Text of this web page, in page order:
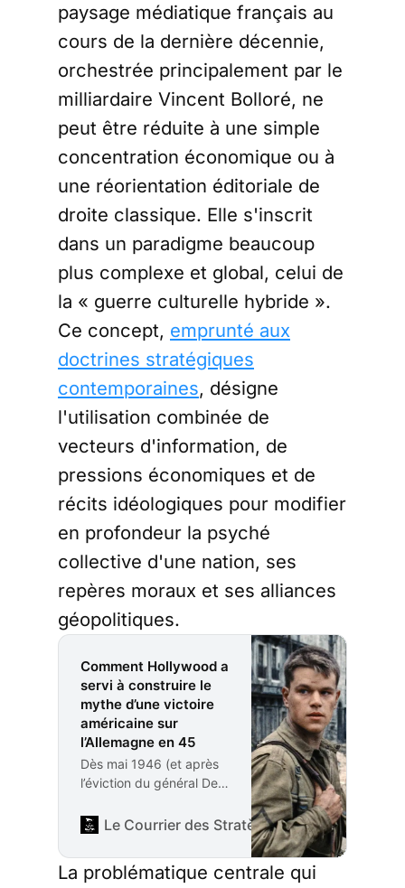
paysage médiatique français au
cours de la dernière décennie,
orchestrée principalement par le
milliardaire Vincent Bolloré, ne
peut être réduite à une simple
concentration économique ou à
une réorientation éditoriale de
droite classique. Elle s'inscrit
dans un paradigme beaucoup
plus complexe et global, celui de
la « guerre culturelle hybride ».
Ce concept, emprunté aux
doctrines stratégiques
contemporaines, désigne
l'utilisation combinée de
vecteurs d'information, de
pressions économiques et de
récits idéologiques pour modifier
en profondeur la psyché
collective d'une nation, ses
repères moraux et ses alliances
géopolitiques.
Comment Hollywood a
servi à construire le
mythe d’une victoire
américaine sur
l’Allemagne en 45
Dès mai 1946 (et après
l’éviction du général De
obtiennent du nouveau
française à l’ONU... Léon
Blum (persécuté
Le Courrier des Stratèges Éric Verhaeghe
La problématique centrale qui